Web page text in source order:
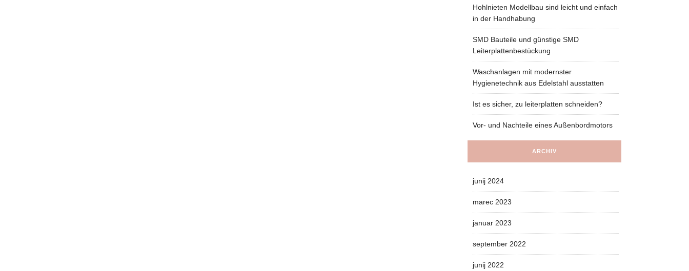
Hohlnieten Modellbau sind leicht und einfach
in der Handhabung
SMD Bauteile und günstige SMD
Leiterplattenbestückung
Waschanlagen mit modernster
Hygienetechnik aus Edelstahl ausstatten
Ist es sicher, zu leiterplatten schneiden?
Vor- und Nachteile eines Außenbordmotors
ARCHIV
junij 2024
marec 2023
januar 2023
september 2022
junij 2022